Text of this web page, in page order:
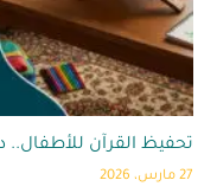
تحفيظ القرآن للأطفال..
27 مارس، 2026